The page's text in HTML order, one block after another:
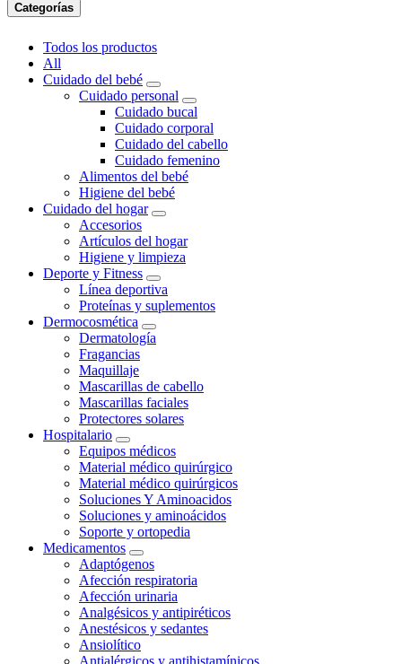
Categorías
Todos los productos
All
Cuidado del bebé
Cuidado personal
Cuidado bucal
Cuidado corporal
Cuidado del cabello
Cuidado femenino
Alimentos del bebé
Higiene del bebé
Cuidado del hogar
Accesorios
Artículos del hogar
Higiene y limpieza
Deporte y Fitness
Línea deportiva
Proteínas y suplementos
Dermocosmética
Dermatología
Fragancias
Maquillaje
Mascarillas de cabello
Mascarillas faciales
Protectores solares
Hospitalario
Equipos médicos
Material médico quirúrgico
Material médico quirúrgicos
Soluciones Y Aminoacidos
Soluciones y aminoácidos
Soporte y ortopedia
Medicamentos
Adaptógenos
Afección respiratoria
Afección urinaria
Analgésicos y antipiréticos
Anestésicos y sedantes
Ansiolítico